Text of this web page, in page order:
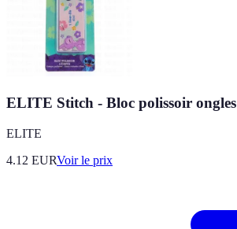
ELITE Stitch - Bloc polissoir ongles
ELITE
4.12 EURVoir le prix